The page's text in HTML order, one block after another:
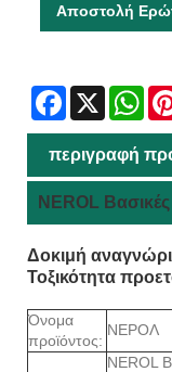
Αποστολή
Facebook
X
περιγραφή
NEROL
Δοκιμή
Τοξικότητα
Όνομα
προϊόντος:
ΝΕΡΟΛ
NEROL